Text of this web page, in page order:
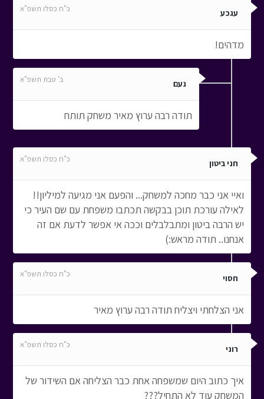
עגכע כ"ח כסלו תשפ"א
מדהים!
נעם ב' טבת תשפ"א
תודה רבה ערוץ מאיר משחק תותח
חני ביטון כ"ח כסלו תשפ"א
ואיי אני כבר מחכה למשחק... והפעם אני מגיעה למיליון!!
לאילה עורכת תוכן בבקשה תכתבו משפחת עם שם העיר כי
יש הרבה ביטון ומתבלבלים וככה אי אפשר לדעת אם זה
אנחנו.. תודה מראש:)
חסוי כ"ח כסלו תשפ"א
אני הצלחתי ויצליח תודה רבה ערוץ מאיר
רוני כ"ח כסלו תשפ"א
איך כתוב היום שמשפחה אחת כבר הצליחה אם השידור של
המשחק עוד לא התחיל???